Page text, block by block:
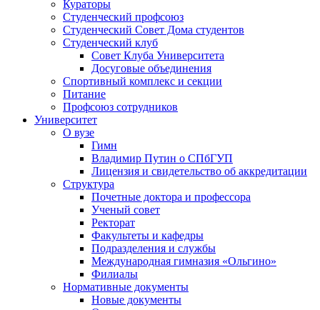
Кураторы
Студенческий профсоюз
Студенческий Совет Дома студентов
Студенческий клуб
Совет Клуба Университета
Досуговые объединения
Спортивный комплекс и секции
Питание
Профсоюз сотрудников
Университет
О вузе
Гимн
Владимир Путин о СПбГУП
Лицензия и свидетельство об аккредитации
Структура
Почетные доктора и профессора
Ученый совет
Ректорат
Факультеты и кафедры
Подразделения и службы
Международная гимназия «Ольгино»
Филиалы
Нормативные документы
Новые документы